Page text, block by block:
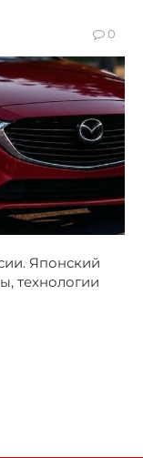
0
Японский
технологии